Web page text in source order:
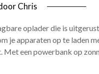
Chris
oplader die is
je apparaten op te laden
Met een powerbank op